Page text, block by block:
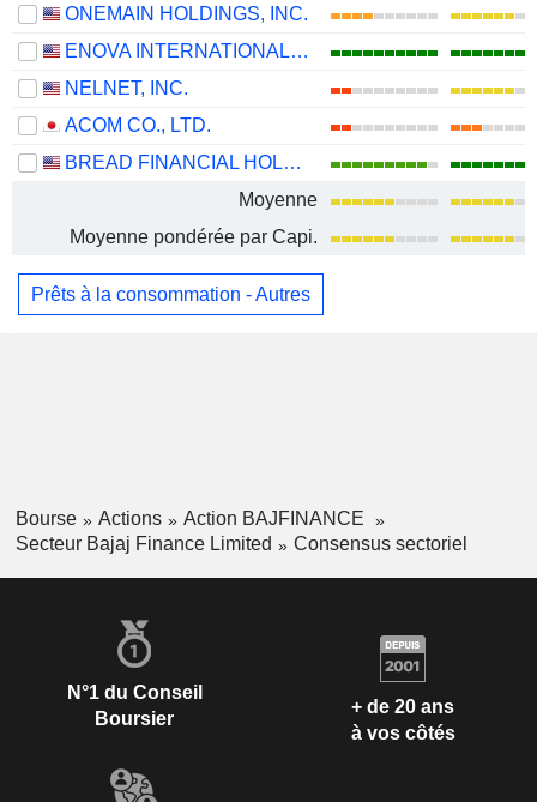
ONEMAIN HOLDINGS, INC.
ENOVA INTERNATIONAL, INC.
NELNET, INC.
ACOM CO., LTD.
BREAD FINANCIAL HOLDINGS, INC.
Moyenne
Moyenne pondérée par Capi.
Prêts à la consommation - Autres
Bourse Actions
Action BAJFINANCE
Secteur Bajaj Finance Limited
Consensus sectoriel
N°1 du Conseil
Boursier
+ de 20 ans
à vos côtés